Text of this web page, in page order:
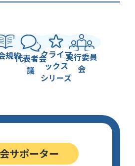
規約代表者会
議
クライマ
ックス
シリーズ
実行委員
会
サポーター